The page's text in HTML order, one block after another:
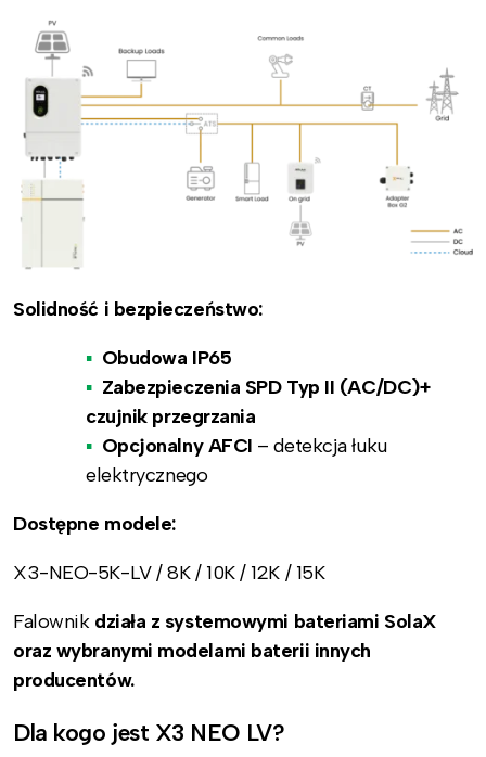
Solidność i bezpieczeństwo:
Obudowa IP65
Zabezpieczenia SPD Typ II (AC/DC)+
czujnik przegrzania
Opcjonalny AFCI – detekcja łuku
elektrycznego
Dostępne modele:
X3-NEO-5K-LV / 8K / 10K / 12K / 15K
Falownikdziała z systemowymi bateriami SolaX
oraz wybranymi modelami baterii innych
producentów.
Dla kogo jest X3 NEO LV?